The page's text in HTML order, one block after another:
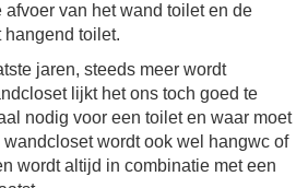
van het wand toilet en de
hangend toilet.
jaren, steeds meer wordt
lijkt het ons toch goed te
nodig voor een toilet en waar moet
wandcloset wordt ook wel hangwc of
wordt altijd in combinatie met een